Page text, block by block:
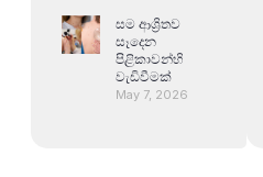
සම ආශ්‍රිතව
සෑදෙන
පිළිකාවන්හි
වැඩිවීමක්
May 7, 2026